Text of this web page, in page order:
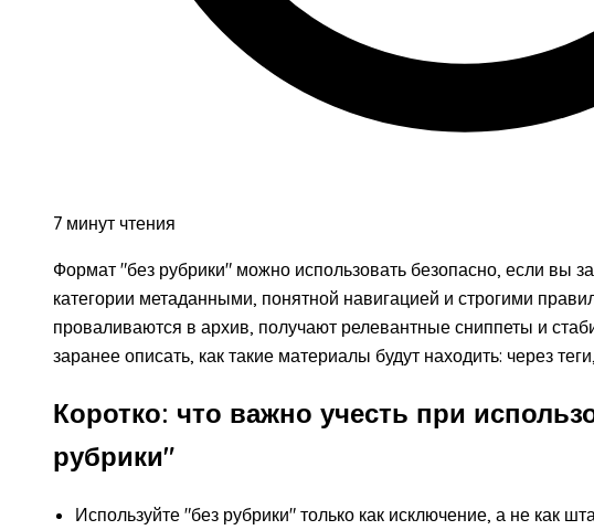
7 минут чтения
Формат "без рубрики" можно использовать безопасно, если вы
категории метаданными, понятной навигацией и строгими
проваливаются в архив, получают релевантные сниппеты и
заранее описать, как такие материалы будут находить: через
Коротко: что важно учесть при
рубрики"
Используйте "без рубрики" только как исключение, а не как